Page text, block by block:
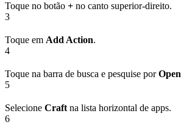
Toque no botão + no canto superior‑direito.
3
Toque em Add Action.
4
Toque na barra de busca e pesquise porOpen
5
Selecione Craft na lista horizontal de apps.
6